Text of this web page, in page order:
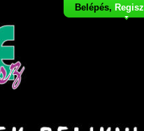
Belépés,